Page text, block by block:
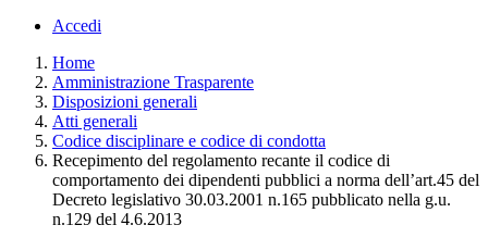
Accedi
Home
Amministrazione Trasparente
Disposizioni generali
Atti generali
Codice disciplinare e codice di condotta
Recepimento del regolamento recante il codice di
comportamento dei dipendenti pubblici a norma dell’art.45 del
Decreto legislativo 30.03.2001 n.165 pubblicato nella g.u.
n.129 del 4.6.2013